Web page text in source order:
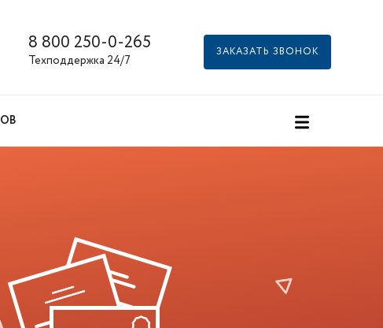
8 800 250-0-265
Техподдержка 24/7
ЗАКАЗАТЬ ЗВОНОК